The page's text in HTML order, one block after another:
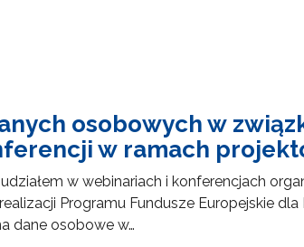
osobowych w
w ramach
w webinariach i konferencjach
Programu Fundusze Europejskie
dane osobowe w…